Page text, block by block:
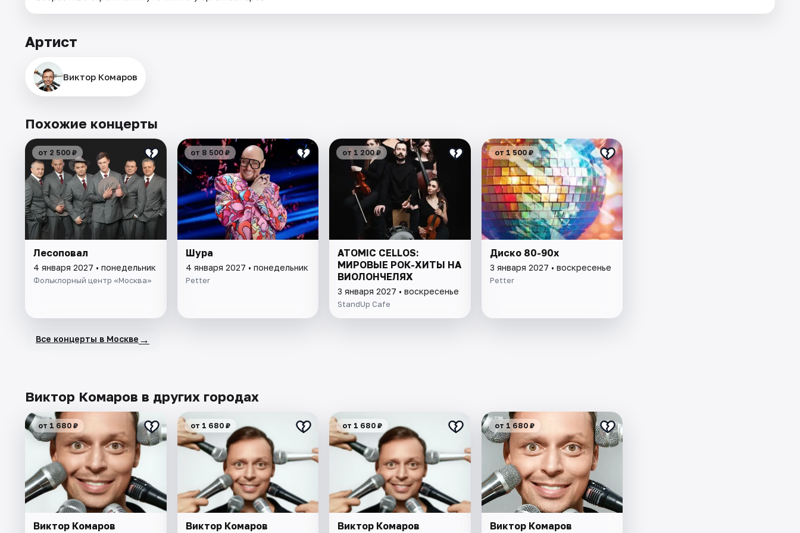
Артист
Виктор Комаров
Похожие концерты
от 2 500 ₽
Лесоповал
4 января 2027 • понедельник
Фольклорный центр «Москва»
от 8 500 ₽
Шура
4 января 2027 • понедельник
Petter
от 1 200 ₽
ATOMIC CELLOS:
МИРОВЫЕ РОК-ХИТЫ НА
ВИОЛОНЧЕЛЯХ
3 января 2027 • воскресенье
StandUp Cafe
от 1 500 ₽
Диско 80-90х
3 января 2027 • воскресенье
Petter
Все концерты в Москве →
Виктор Комаров в других городах
от 1 680 ₽
Виктор Комаров
от 1 680 ₽
Виктор Комаров
от 1 680 ₽
Виктор Комаров
от 1 680 ₽
Виктор Комаров